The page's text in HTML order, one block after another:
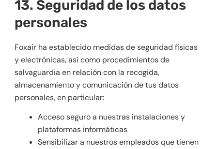
13. Seguridad de los datos
personales
Foxair ha establecido medidas de seguridad físicas
y electrónicas, así como procedimientos de
salvaguardia en relación con la recogida,
almacenamiento y comunicación de tus datos
personales, en particular:
Acceso seguro a nuestras instalaciones y
plataformas informáticas
Sensibilizar a nuestros empleados que tienen